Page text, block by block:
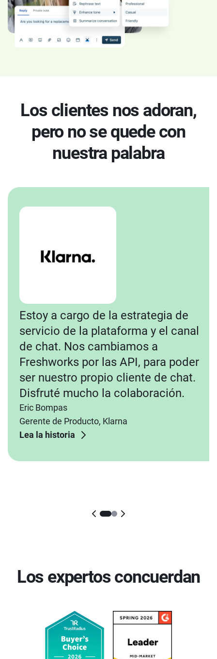
Los clientes nos adoran,
pero no se quede con
nuestra palabra
Estoy a cargo de la estrategia de
servicio de la plataforma y el canal
de chat. Nos cambiamos a
Freshworks por las API, para poder
ser nuestro propio cliente de chat.
Disfruté mucho la colaboración.
Eric Bompas
Gerente de Producto, Klarna
Lea la historia
Los expertos concuerdan